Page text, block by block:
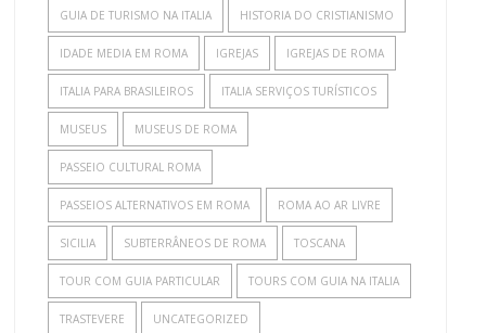
GUIA DE TURISMO NA ITALIA HISTORIA DO CRISTIANISMO
IDADE MEDIA EM ROMA IGREJAS IGREJAS DE ROMA
ITALIA PARA BRASILEIROS ITALIA SERVIÇOS TURÍSTICOS
MUSEUS MUSEUS DE ROMA
PASSEIO CULTURAL ROMA
PASSEIOS ALTERNATIVOS EM ROMA ROMA AO AR LIVRE
SICILIA SUBTERRÂNEOS DE ROMA TOSCANA
TOUR COM GUIA PARTICULAR TOURS COM GUIA NA ITALIA
TRASTEVERE UNCATEGORIZED